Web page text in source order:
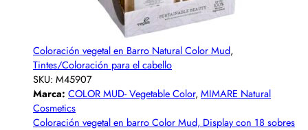
Coloración vegetal en Barro Natural Color Mud,
Tintes/Coloración para el cabello
SKU: M45907
Marca: COLOR MUD- Vegetable Color, MIMARE Natural
Cosmetics
Coloración vegetal en barro Color Mud, Display con 18 sobres